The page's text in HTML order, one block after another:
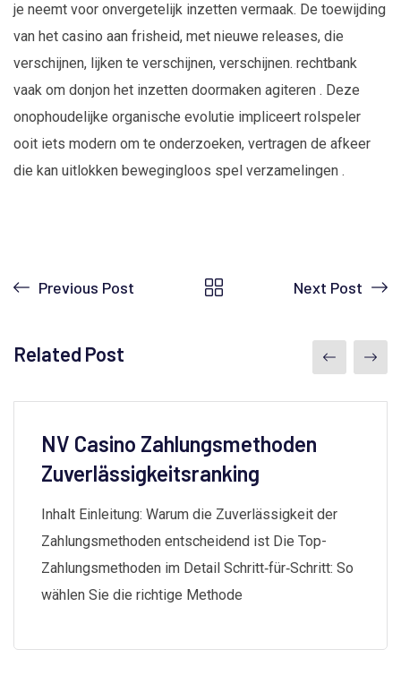
je neemt voor onvergetelijk inzetten vermaak. De toewijding
van het casino aan frisheid, met nieuwe releases, die
verschijnen, lijken te verschijnen, verschijnen. rechtbank
vaak om donjon het inzetten doormaken agiteren . Deze
onophoudelijke organische evolutie impliceert rolspeler
ooit iets modern om te onderzoeken, vertragen de afkeer
die kan uitlokken bewegingloos spel verzamelingen .
Previous Post Next Post
Related Post
NV Casino Zahlungsmethoden
Zuverlässigkeitsranking
Inhalt Einleitung: Warum die Zuverlässigkeit der
Zahlungsmethoden entscheidend ist Die Top-
Zahlungsmethoden im Detail Schritt‑für‑Schritt: So
wählen Sie die richtige Methode